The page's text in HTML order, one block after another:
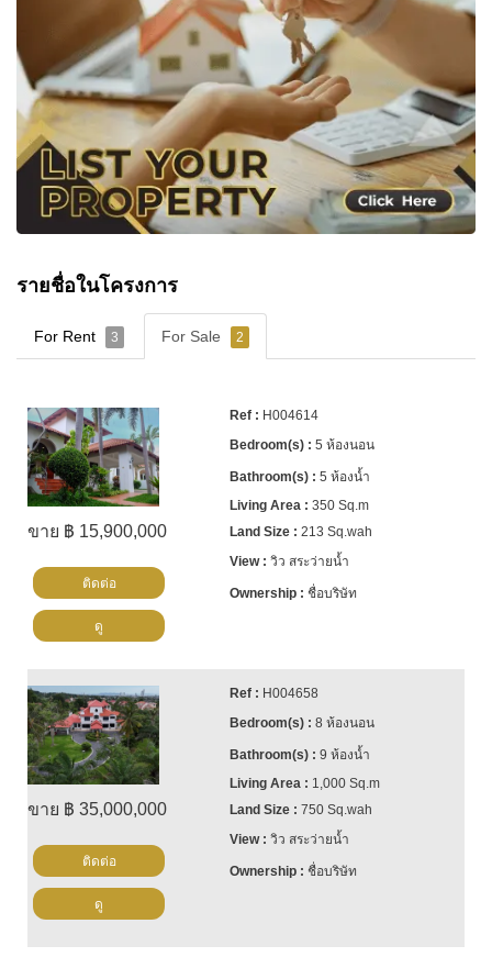
รายชื่อในโครงการ
For Rent 3 For Sale 2
ขาย ฿ 15,900,000
H004614
5 ห้องนอน
5 ห้องน้ำ
350 Sq.m
213 Sq.wah
วิว สระว่ายน้ำ
ชื่อบริษัท
ติดต่อ
ดู
ขาย ฿ 35,000,000
H004658
8 ห้องนอน
9 ห้องน้ำ
1,000 Sq.m
750 Sq.wah
วิว สระว่ายน้ำ
ชื่อบริษัท
ติดต่อ
ดู